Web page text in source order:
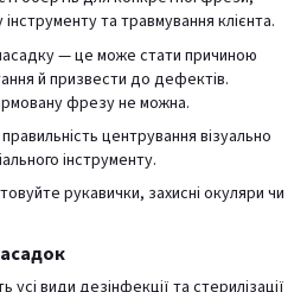
та травмування клієнта.
— це може стати причиною
й призвести до дефектів.
фрезу не можна.
центрування візуально
інструменту.
рукавички, захисні окуляри чи